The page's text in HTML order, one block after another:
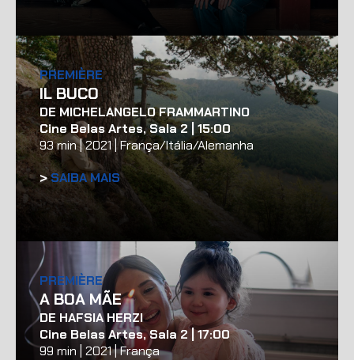
PREMIÈRE
IL BUCO
DE MICHELANGELO FRAMMARTINO
Cine Belas Artes, Sala 2 | 15:00
93 min | 2021 | França/Itália/Alemanha
>SAIBA MAIS
PREMIÈRE
A BOA MÃE
DE HAFSIA HERZI
Cine Belas Artes, Sala 2 | 17:00
99 min | 2021 | França